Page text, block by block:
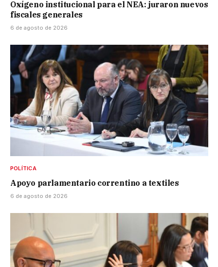
Oxígeno institucional para el NEA: juraron nuevos
fiscales generales
6 de agosto de 2026
POLÍTICA
Apoyo parlamentario correntino a textiles
6 de agosto de 2026